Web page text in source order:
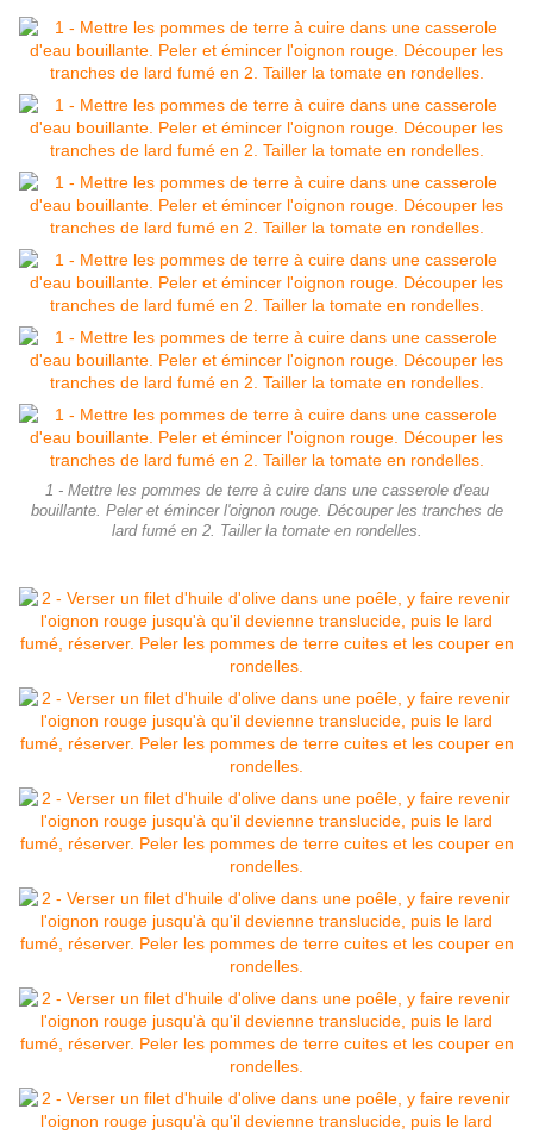
1 - Mettre les pommes de terre à cuire dans une casserole d'eau
bouillante. Peler et émincer l'oignon rouge. Découper les tranches de
lard fumé en 2. Tailler la tomate en rondelles.